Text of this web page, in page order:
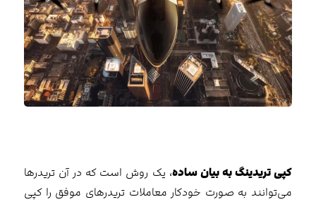
کپی تریدینگ به بیان ساده، یک روش است که در آن تریدرها
می‌توانند به صورت خودکار معاملات تریدرهای موفق را کپی